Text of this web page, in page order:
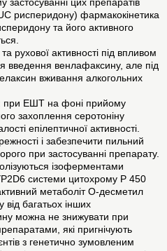
цих препаратів
рисперидону) фармакокінетика
та його активного
рухової активності під впливом
введення венлафаксину, але під
вживання алкогольних
при ЕШТ на фоні прийому
захоплення серотоніну
епілептичної активності.
і забезпечити пильний
при застосуванні препарату.
ізоферментами
системи цитохрому Р 450
метаболіт О-десметил
багатьох інших
можна не знижувати при
які пригнічують
з генетично зумовленим